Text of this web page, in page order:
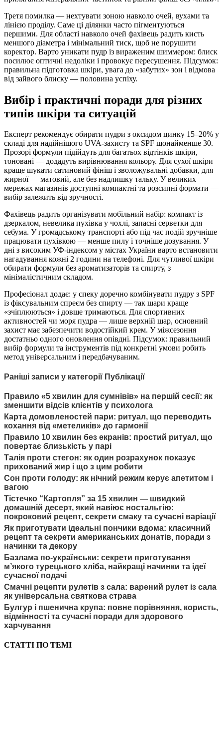
Третя помилка — нехтувати зоною навколо очей, вухами та
лінією проділу. Саме ці ділянки часто пігментуються
першими. Для області навколо очей фахівець радить кисть
меншого діаметра і мінімальний тиск, щоб не порушити
коректор. Варто уникати пудр із вираженим шиммером: блиск
посилює оптичні недоліки і провокує пересушення. Підсумок:
правильна підготовка шкіри, увага до «забутих» зон і відмова
від зайвого блиску — половина успіху.
Вибір і практичні поради для різних
типів шкіри та ситуацій
Експерт рекомендує обирати пудри з оксидом цинку 15–20% у
складі для надійнішого UVA-захисту та SPF щонайменше 30.
Прозорі формули підійдуть для багатьох відтінків шкіри,
тоновані — додадуть вирівнювання кольору. Для сухої шкіри
краще шукати сатиновий фініш і зволожувальні добавки, для
жирної — матовий, але без надлишку тальку. У великих
мережах магазинів доступні компактні та розсипні формати —
вибір залежить від зручності.
Фахівець радить організувати мобільний набір: компакт із
дзеркалом, невелика пухівка у чохлі, запасні серветки для
себума. У громадському транспорті або під час подій зручніше
працювати пухівкою — менше пилу і точніше дозування. У
дні з високим УФ-індексом у містах України варто встановити
нагадування кожні 2 години на телефоні. Для чутливої шкіри
обирати формули без ароматизаторів та спирту, з
мінімалістичним складом.
Професіонал додає: у спеку доречно комбінувати пудру з SPF
із фіксувальним спреєм без спирту — так шари краще
«зчіплюються» і довше тримаються. Для спортивних
активностей чи моря пудра — лише верхній шар, основний
захист має забезпечити водостійкий крем. У міжсезоння
достатньо одного оновлення опівдні. Підсумок: правильний
вибір формули та інструментів під конкретні умови робить
метод універсальним і передбачуваним.
Раніші записи у категорії Публікації
Правило «5 хвилин для сумнівів» на першій сесії: як
зменшити відсів клієнтів у психолога
Карта домовленостей пари: ритуал, що переводить
кохання від «метеликів» до гармонії
Правило 10 хвилин без екранів: простий ритуал, що
повертає близькість у парі
Талія проти стегон: як один розрахунок показує
прихований жир і що з цим робити
Сон проти голоду: як нічний режим керує апетитом і
вагою
Тістечко “Картопля” за 15 хвилин — швидкий
домашній десерт, який навіює ностальгію:
покроковий рецепт, секрети смаку та сучасні варіації
Як приготувати ідеальні пончики вдома: класичний
рецепт та секрети американських донатів, поради з
начинки та декору
Базлама по-українськи: секрети приготування
м’якого турецького хліба, найкращі начинки та ідеї
сучасної подачі
Смачні рецепти рулетів з сала: варений рулет із сала
як універсальна святкова страва
Булгур і пшенична крупа: повне порівняння, користь,
відмінності та сучасні поради для здорового
харчування
СТАТТІ ПО ТЕМІ